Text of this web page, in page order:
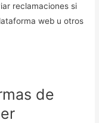
reclamaciones si
web u otros
de